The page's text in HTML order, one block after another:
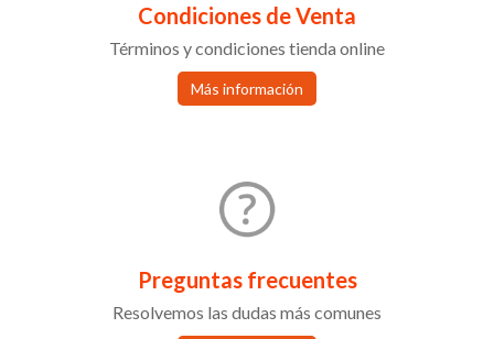
Condiciones de Venta
Términos y condiciones tienda online
Más información
Preguntas frecuentes
Resolvemos las dudas más comunes